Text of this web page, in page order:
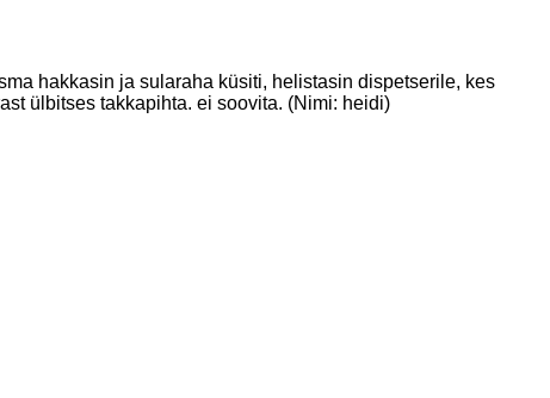
hakkasin ja sularaha küsiti, helistasin dispetserile, kes
ülbitses takkapihta. ei soovita. (Nimi: heidi)